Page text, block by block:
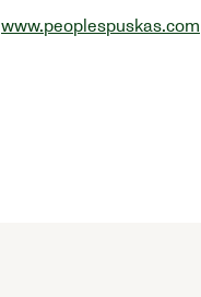
www.peoplespuskas.com